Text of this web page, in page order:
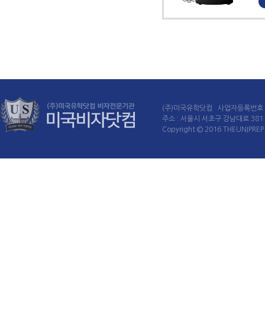
(주)미국유학닷컴 사업자등록번
주소 : 서울시 서초구 강남대로
Copyright © 2016